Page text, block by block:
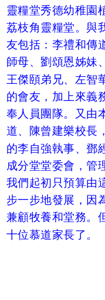
靈糧堂秀德幼稚園
荔枝角靈糧堂。與
友包括：李禮和傳
師母、劉頌恩姊妹
王傑頤弟兄、左智
的會友，加上來義
奉人員團隊。又由
道、陳曾建樂校長
的李自強執事、鄧
成分堂堂委會，管
我們起初只預算由
步一步地發展，因
兼顧牧養和堂務。
十位慕道家長了。